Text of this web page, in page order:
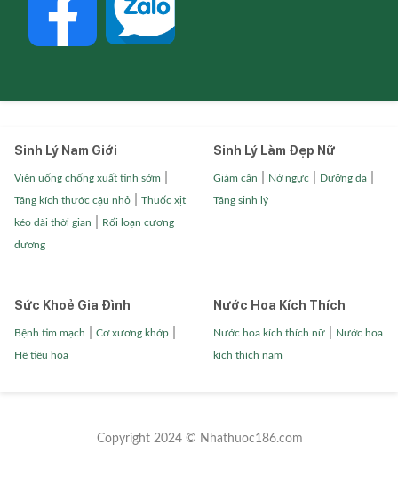
Sinh Lý Nam Giới
Viên uống chống xuất tinh sớm
Tăng kích thước cậu nhỏ| Thuốc xịt
kéo dài thời gian Rối loạn cương
dương
Sinh Lý Làm Đẹp Nữ
Giảm cân Nở ngực Dưỡng da|
Tăng sinh lý
Sức Khoẻ Gia Đình
Bệnh tim mạch Cơ xương khớp|
Hệ tiêu hóa
Nước Hoa Kích Thích
Nước hoa kích thích nữ| Nước hoa
kích thích nam
Copyright 2024 © Nhathuoc186.com